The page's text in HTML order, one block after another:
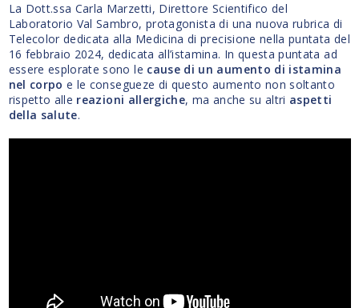
La Dott.ssa Carla Marzetti, Direttore Scientifico del
Laboratorio Val Sambro, protagonista di una nuova rubrica di
Telecolor dedicata alla Medicina di precisione nella puntata del
16 febbraio 2024, dedicata all’istamina. In questa puntata ad
essere esplorate sono le cause di un aumento di istamina
nel corpo e le consegueze di questo aumento non soltanto
rispetto alle reazioni allergiche, ma anche su altri aspetti
della salute.